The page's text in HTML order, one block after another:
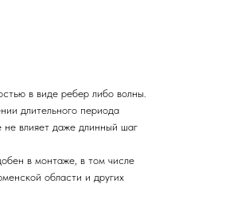
в виде ребер либо волны.
длительного периода
не влияет даже длинный шаг
в монтаже, в том числе
области и других